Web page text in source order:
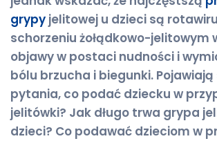
grypy jelitowej u dzieci są
schorzeniu żołądkowo-jelitowym
objawy w postaci nudności i
bólu brzucha i biegunki.
pytania, co podać dziecku w
jelitówki? Jak długo trwa grypa
dzieci? Co podawać dzieciom w